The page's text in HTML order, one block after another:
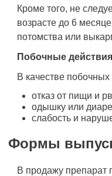
Кроме того, не
возрасте до 6
потомства или
Побочные действия
В качестве
отказ от пищи и
одышку или
слабость и
Формы
В продажу препарат